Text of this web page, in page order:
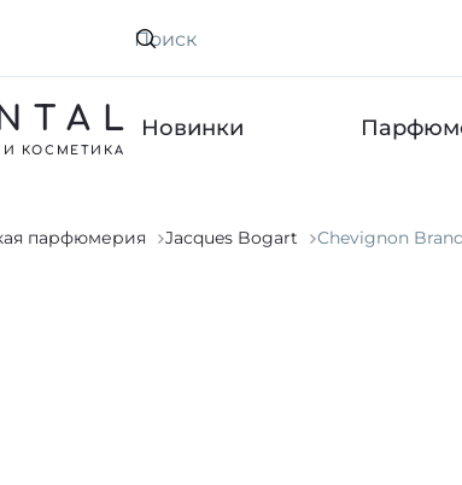
Искать
КОСМЕТИКА
Новинки
парфюмерия Jacques Bogart Chevignon Brand